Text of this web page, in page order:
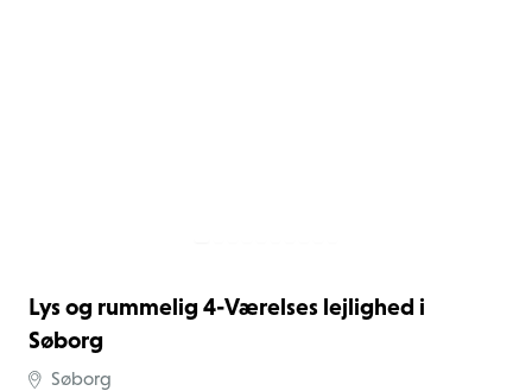
Lys og rummelig 4-Værelses lejlighed i
Søborg
Søborg